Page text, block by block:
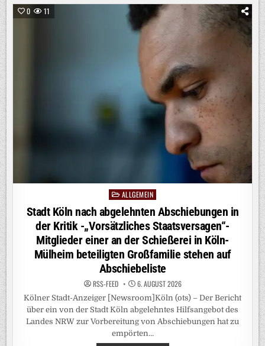
BEIBEHALTUNG
DER
RENTE
MIT
63
WER
45
JAHRE
EINGEZAHLT
HAT,
SOLL
PROFITIEREN
–
NIEDERSACHSENS
REGIERUNGSCHEF
LEHNT
„LÖSUNGEN
MIT
DER
GIESSKANNE“ A
0 11
PostedALLGEMEIN
Stadt Köln nach abgelehnten Abschiebungen in
der Kritik -„Vorsätzliches Staatsversagen“-
Mitglieder einer an der Schießerei in Köln-
Mülheim beteiligten Großfamilie stehen auf
Abschiebeliste
RSS-FEED 6. AUGUST 2026
Kölner Stadt-Anzeiger [Newsroom]Köln (ots) – Der Bericht
über ein von der Stadt Köln abgelehntes Hilfsangebot des
Landes NRW zur Vorbereitung von Abschiebungen hat zu
empörten…